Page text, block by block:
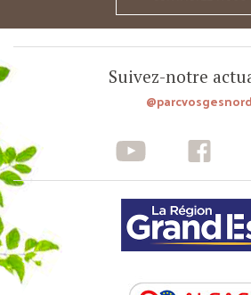
Suivez-notre
@parcvosgesnord